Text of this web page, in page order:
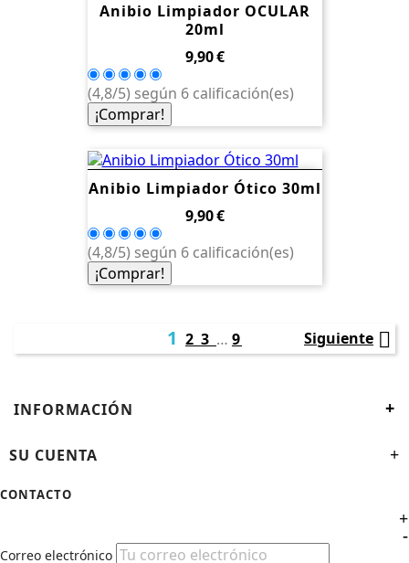
Anibio Limpiador OCULAR
20ml
Precio
9,90 €
(4,8/5) según 6 calificación(es)
¡Comprar!
Anibio Limpiador Ótico 30ml
Precio
9,90 €
(4,8/5) según 6 calificación(es)
¡Comprar!
1 2 3 … 9 Siguiente 
INFORMACIÓN +
SU CUENTA +
CONTACTO
+
-
Correo electrónico